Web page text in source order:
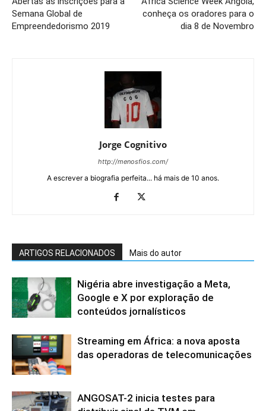
Semana Global de
Empreendedorismo 2019
conheça os oradores para o
dia 8 de Novembro
Jorge Cognitivo
http://menosfios.com/
A escrever a biografia perfeita... há mais de 10 anos.
ARTIGOS RELACIONADOS Mais do autor
Nigéria abre investigação a Meta,
Google e X por exploração de
conteúdos jornalísticos
Streaming em África: a nova aposta
das operadoras de telecomunicações
ANGOSAT-2 inicia testes para